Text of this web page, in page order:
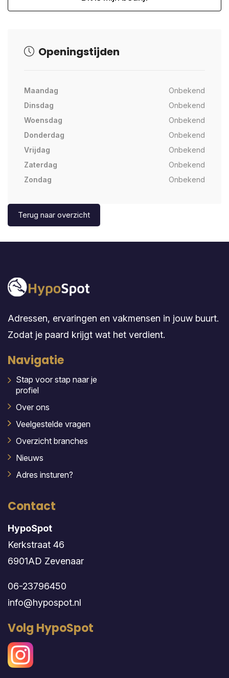
Openingstijden
Maandag
Onbekend
Dinsdag
Onbekend
Woensdag
Onbekend
Donderdag
Onbekend
Vrijdag
Onbekend
Zaterdag
Onbekend
Zondag
Onbekend
Terug naar overzicht
Adressen, ervaringen en vakmensen in jouw buurt.
Zodat je paard krijgt wat het verdient.
Navigatie
Stap voor stap naar je
profiel
Over ons
Veelgestelde vragen
Overzicht branches
Nieuws
Adres insturen?
Contact
HypoSpot
Kerkstraat 46
6901AD Zevenaar
06-23796450
info@hypospot.nl
Volg HypoSpot